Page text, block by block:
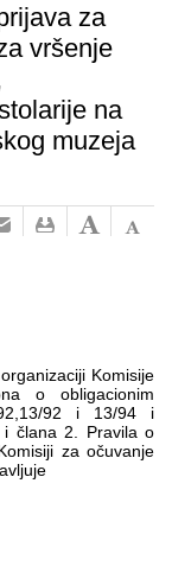
za
vršenje
na
muzeja
Komisije
o obligacionim
92 i 13/94 i
i člana 2. Pravila o
za očuvanje